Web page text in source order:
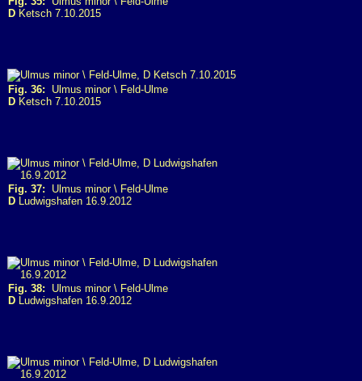
D Ketsch 7.10.2015
Fig. 36: Ulmus minor \ Feld-Ulme
D Ketsch 7.10.2015
Fig. 37: Ulmus minor \ Feld-Ulme
D Ludwigshafen 16.9.2012
Fig. 38: Ulmus minor \ Feld-Ulme
D Ludwigshafen 16.9.2012